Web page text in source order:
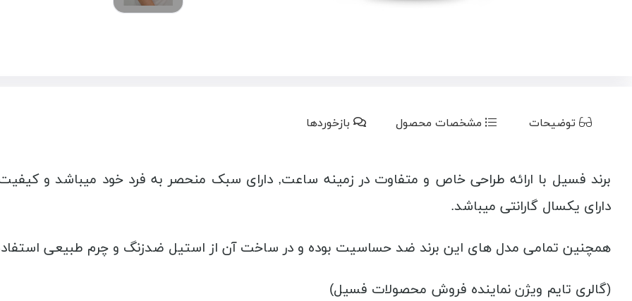
توضیحات مشخصات محصول بازخوردها
برند فسیل با ارائه طراحی خاص و متفاوت در زمینه ساعت, دارای سبک منحصر به فرد خود میباشد و کیفیت
دارای یکسال گارانتی میباشد.
همچنین تمامی مدل های این برند ضد حساسیت بوده و در ساخت آن از استیل ضدزنگ و چرم طبیعی
(گالری تایم ویژن نماینده فروش محصولات فسیل)